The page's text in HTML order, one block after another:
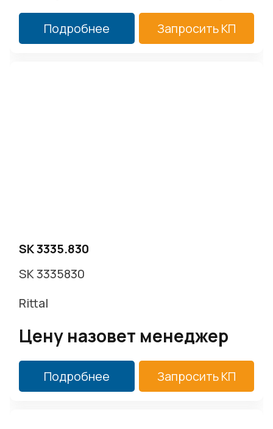
Подробнее Запросить КП
SK 3335.830
SK 3335830
Rittal
Цену назовет менеджер
Подробнее Запросить КП